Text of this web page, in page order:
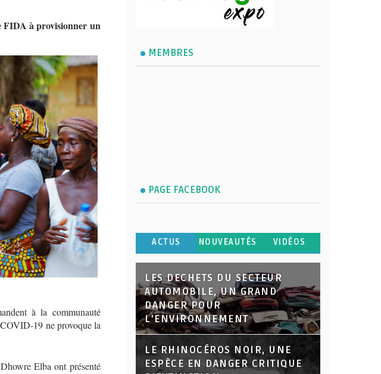
FIDA à provisionner un
à la communauté
19 ne provoque la
Elba ont présenté
MEMBRES
PAGE FACEBOOK
ACTUS NOUVEAUTÉS VIDÉOS
LES DECHETS DU SECTEUR
AUTOMOBILE, UN GRAND
DANGER POUR
L’ENVIRONNEMENT
LE RHINOCÉROS NOIR, UNE
ESPÈCE EN DANGER CRITIQUE